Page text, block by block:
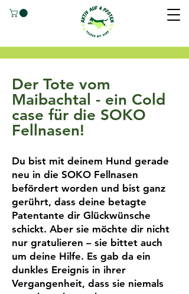
Der Tote vom
Maibachtal - ein Cold
case für die SOKO
Fellnasen!
Du bist mit deinem Hund gerade
neu in die SOKO Fellnasen
befördert worden und bist ganz
gerührt, dass deine betagte
Patentante dir Glückwünsche
schickt. Aber sie möchte dir nicht
nur gratulieren – sie bittet auch
um deine Hilfe. Es gab da ein
dunkles Ereignis in ihrer
Vergangenheit, dass sie niemals